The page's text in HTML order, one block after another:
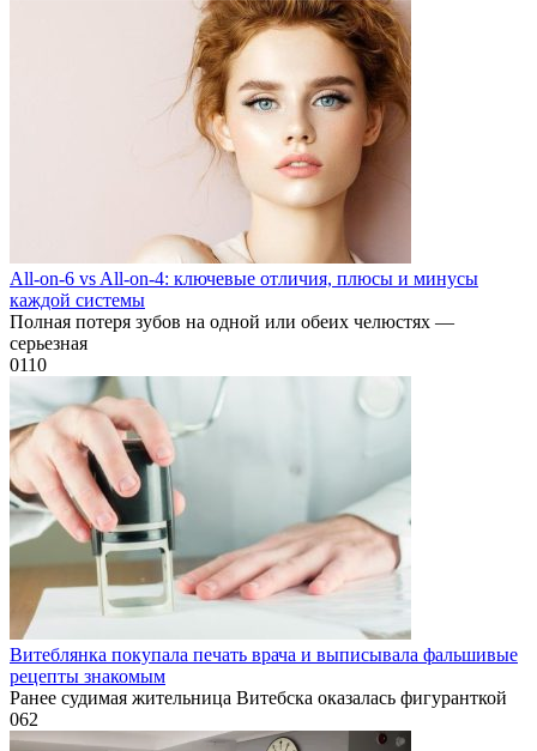
All-on-6 vs All-on-4: ключевые отличия, плюсы и минусы
каждой системы
Полная потеря зубов на одной или обеих челюстях —
серьезная
0110
Витеблянка покупала печать врача и выписывала фальшивые
рецепты знакомым
Ранее судимая жительница Витебска оказалась фигуранткой
062